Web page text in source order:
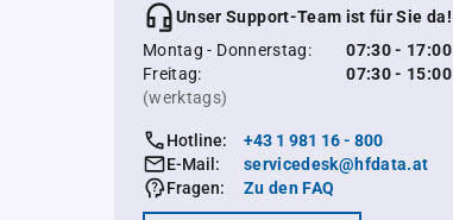
Unser Support-Team ist für Sie da!
Montag - Donnerstag:
07:30 - 17:00
Freitag:
07:30 - 15:00
(werktags)
Hotline:
+43 1 981 16 - 800
E-Mail:
servicedesk@hfdata.at
Fragen:
Zu den FAQ